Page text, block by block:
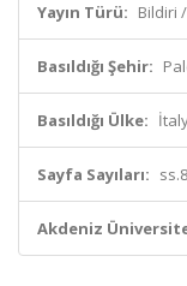
Yayın Türü: Bildiri
Basıldığı Şehir:
Basıldığı Ülke:
Sayfa Sayıları:
Akdeniz